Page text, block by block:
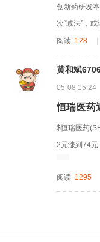
创新药研发
次“减法”，
或将在更具
阅读 128
黄和斌
05-08 15:24
恒瑞医药
$恒瑞医药
2元涨到74元
医药板块持
阅读 1295